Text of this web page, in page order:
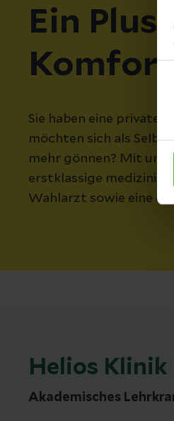
Ein Plus
Komfort
Sie haben eine private
möchten sich als
mehr gönnen? Mit
erstklassige
Wahlarzt sowie eine
Helios
Akademisches